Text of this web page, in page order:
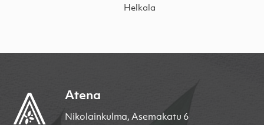
Helkala
Atena
Nikolainkulma, Asemakatu 6